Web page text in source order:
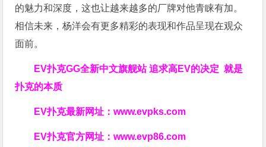
的魅力和深度，这也让越来越多的厂牌对他青睐有加。
相信未来，杨洋会有更多精彩的表现和作品呈现在观众
面前。
EV扑克GG全新中文旗舰站追求高EV的决定就是
扑克的本质
EV扑克最新网址：www.evpks.com
EV扑克官方网址：www.evp86.com